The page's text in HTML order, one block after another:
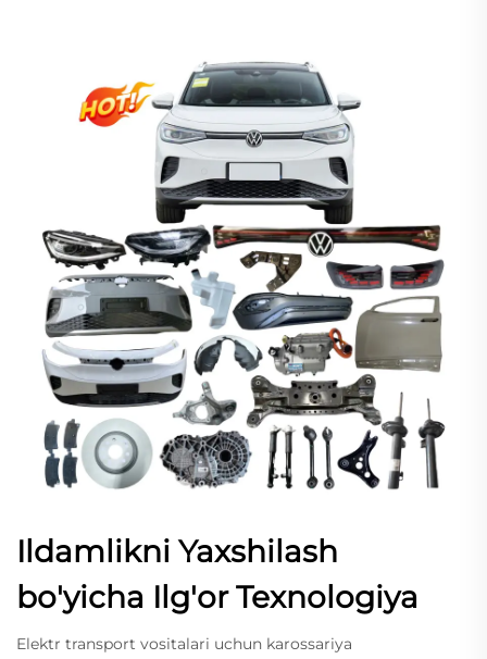
Ildamlikni Yaxshilash
bo'yicha Ilg'or Texnologiya
Elektr transport vositalari uchun karossariya